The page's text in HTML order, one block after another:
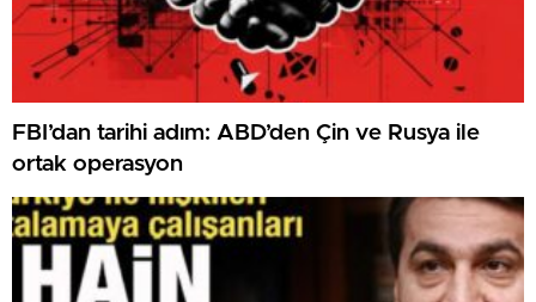
FBI’dan tarihi adım: ABD’den Çin ve Rusya ile
ortak operasyon